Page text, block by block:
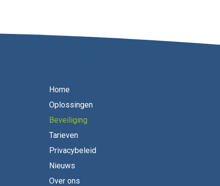
Home
Oplossingen
Beveiliging
Tarieven
Privacybeleid
Nieuws
Over ons